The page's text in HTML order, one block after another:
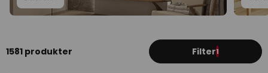
1581 produkter Filter1